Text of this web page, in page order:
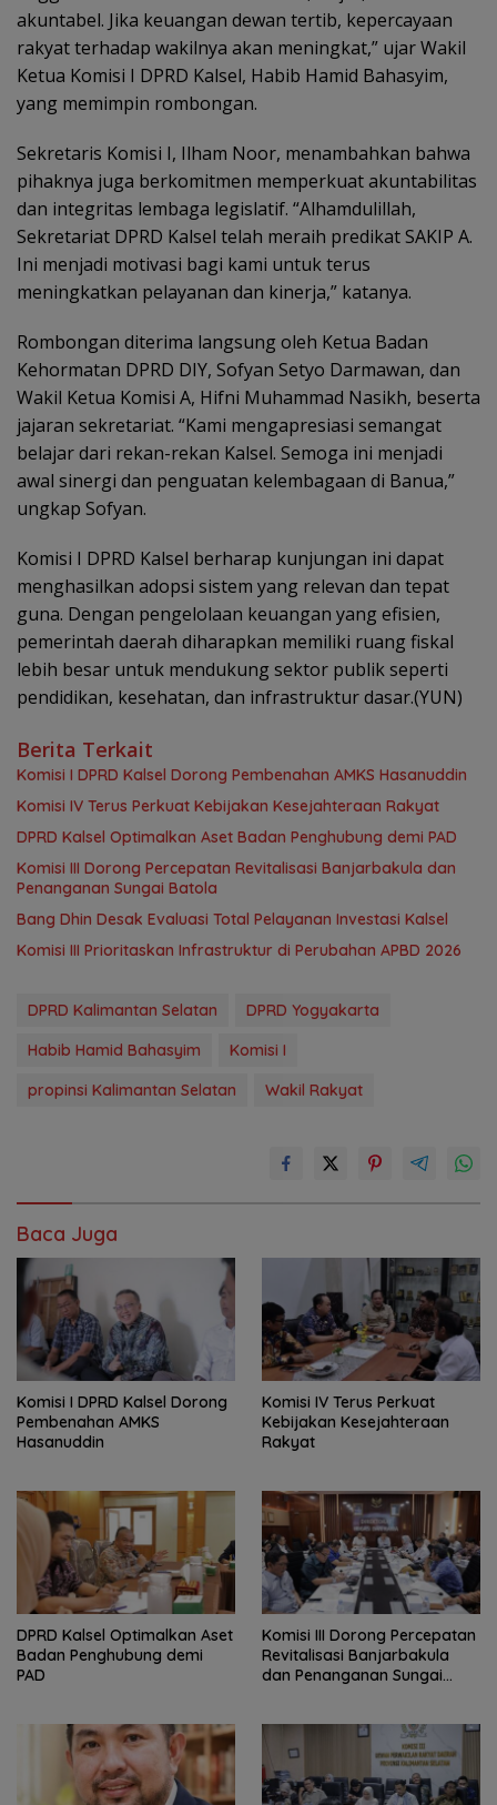
akuntabel. Jika keuangan dewan tertib, kepercayaan
rakyat terhadap wakilnya akan meningkat,” ujar Wakil
Ketua Komisi I DPRD Kalsel, Habib Hamid Bahasyim,
yang memimpin rombongan.
Sekretaris Komisi I, Ilham Noor, menambahkan bahwa
pihaknya juga berkomitmen memperkuat akuntabilitas
dan integritas lembaga legislatif. “Alhamdulillah,
Sekretariat DPRD Kalsel telah meraih predikat SAKIP A.
Ini menjadi motivasi bagi kami untuk terus
meningkatkan pelayanan dan kinerja,” katanya.
Rombongan diterima langsung oleh Ketua Badan
Kehormatan DPRD DIY, Sofyan Setyo Darmawan, dan
Wakil Ketua Komisi A, Hifni Muhammad Nasikh, beserta
jajaran sekretariat. “Kami mengapresiasi semangat
belajar dari rekan-rekan Kalsel. Semoga ini menjadi
awal sinergi dan penguatan kelembagaan di Banua,”
ungkap Sofyan.
Komisi I DPRD Kalsel berharap kunjungan ini dapat
menghasilkan adopsi sistem yang relevan dan tepat
guna. Dengan pengelolaan keuangan yang efisien,
pemerintah daerah diharapkan memiliki ruang fiskal
lebih besar untuk mendukung sektor publik seperti
pendidikan, kesehatan, dan infrastruktur dasar.(YUN)
Berita Terkait
Komisi I DPRD Kalsel Dorong Pembenahan AMKS Hasanuddin
Komisi IV Terus Perkuat Kebijakan Kesejahteraan Rakyat
‎DPRD Kalsel Optimalkan Aset Badan Penghubung demi PAD
‎Komisi III Dorong Percepatan Revitalisasi Banjarbakula dan
Penanganan Sungai Batola
‎Bang Dhin Desak Evaluasi Total Pelayanan Investasi Kalsel
‎Komisi III Prioritaskan Infrastruktur di Perubahan APBD 2026
DPRD Kalimantan Selatan
DPRD Yogyakarta
Habib Hamid Bahasyim
Komisi I
propinsi Kalimantan Selatan
Wakil Rakyat
Baca Juga
Komisi I DPRD Kalsel Dorong
Pembenahan AMKS
Hasanuddin
Komisi IV Terus Perkuat
Kebijakan Kesejahteraan
Rakyat
‎DPRD Kalsel Optimalkan Aset
Badan Penghubung demi
PAD
‎Komisi III Dorong Percepatan
Revitalisasi Banjarbakula
dan Penanganan Sungai